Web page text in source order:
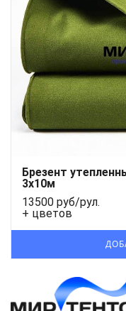
Брезент
3х10м
13500 руб/рул.
+ цветов